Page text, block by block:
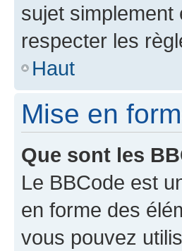
sujet
respecter les
Haut
Mise en
Que sont les
Le BBCode est
en forme des
vous pouvez